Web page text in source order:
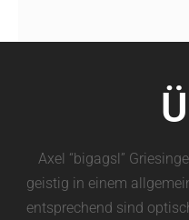
Axel “bigagsl”
geistig in einem
entsprechend sind